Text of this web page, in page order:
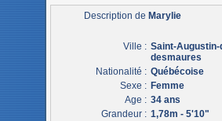
Description deMarylie
Ville : Saint-Augustin-
desmaures
Nationalité : Québécoise
Sexe : Femme
Age : 34 ans
Grandeur : 1,78m - 5'10"